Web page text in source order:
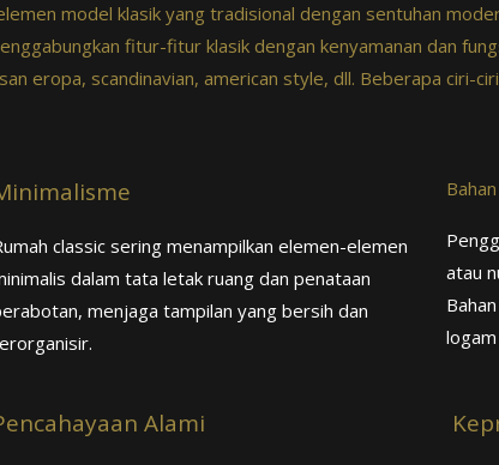
model klasik yang tradisional dengan sentuhan
fitur-fitur klasik dengan kenyamanan dan
eropa, scandinavian, american style, dll. Beberapa ciri-
classic sering menampilkan elemen-elemen
dalam tata letak ruang dan penataan
menjaga tampilan yang bersih dan
atau
Alami